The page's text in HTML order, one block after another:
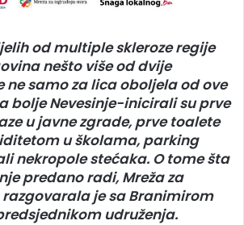
od multiple skleroze regije
nešto više od dvije
ne samo za lica oboljela od ove
bolje Nevesinje-inicirali su prve
u javne zgrade, prve toalete
u školama, parking
nekropole stećaka. O tome šta
predano radi, Mreža za
je sa Branimirom
udruženja.